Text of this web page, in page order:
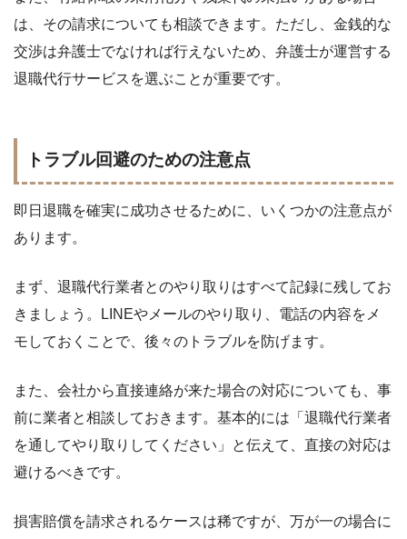
は、その請求についても相談できます。ただし、金銭的な
交渉は弁護士でなければ行えないため、弁護士が運営する
退職代行サービスを選ぶことが重要です。
トラブル回避のための注意点
即日退職を確実に成功させるために、いくつかの注意点が
あります。
まず、退職代行業者とのやり取りはすべて記録に残してお
きましょう。LINEやメールのやり取り、電話の内容をメ
モしておくことで、後々のトラブルを防げます。
また、会社から直接連絡が来た場合の対応についても、事
前に業者と相談しておきます。基本的には「退職代行業者
を通してやり取りしてください」と伝えて、直接の対応は
避けるべきです。
損害賠償を請求されるケースは稀ですが、万が一の場合に